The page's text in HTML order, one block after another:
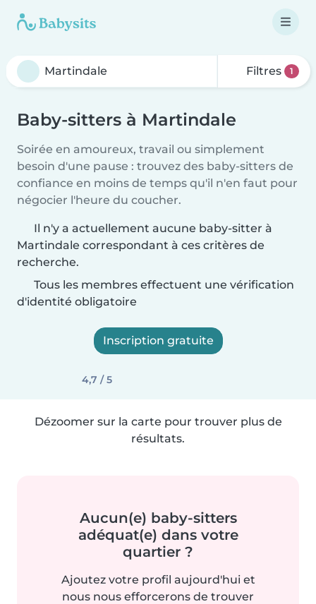
Filtres 1
Baby-sitters à Martindale
Soirée en amoureux, travail ou simplement
besoin d'une pause : trouvez des baby-sitters de
confiance en moins de temps qu'il n'en faut pour
négocier l'heure du coucher.
Il n'y a actuellement aucune baby-sitter à
Martindale correspondant à ces critères de
recherche.
Tous les membres effectuent une vérification
d'identité obligatoire
Inscription gratuite
4,7 / 5
Dézoomer sur la carte pour trouver plus de
résultats.
Aucun(e) baby-sitters
adéquat(e) dans votre
quartier ?
Ajoutez votre profil aujourd'hui et
nous nous efforcerons de trouver